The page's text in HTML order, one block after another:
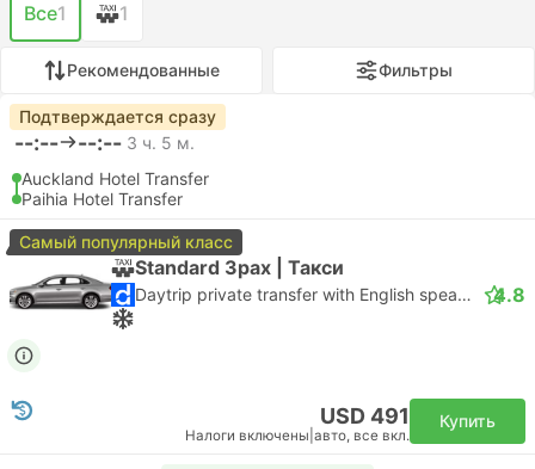
Все1 1
Рекомендованные Фильтры
Подтверждается сразу
--:-- --:-- 3 ч. 5 м.
Auckland Hotel Transfer
Paihia Hotel Transfer
Самый популярный класс
Standard 3pax | Такси
Daytrip private transfer with English speaking driver 4.8
USD 491
Налоги включены авто, все вкл.
Купить